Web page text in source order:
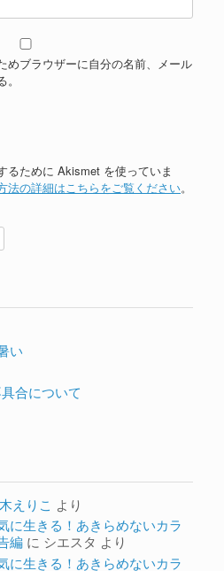
めブラウザーに自分の名前、メール
るために Akismet を使っていま
法の詳細はこちらをご覧ください。
い
合について
えりこ より
に生きる！あきらめないカラ
編に シエスタ より
に生きる！あきらめないカラ